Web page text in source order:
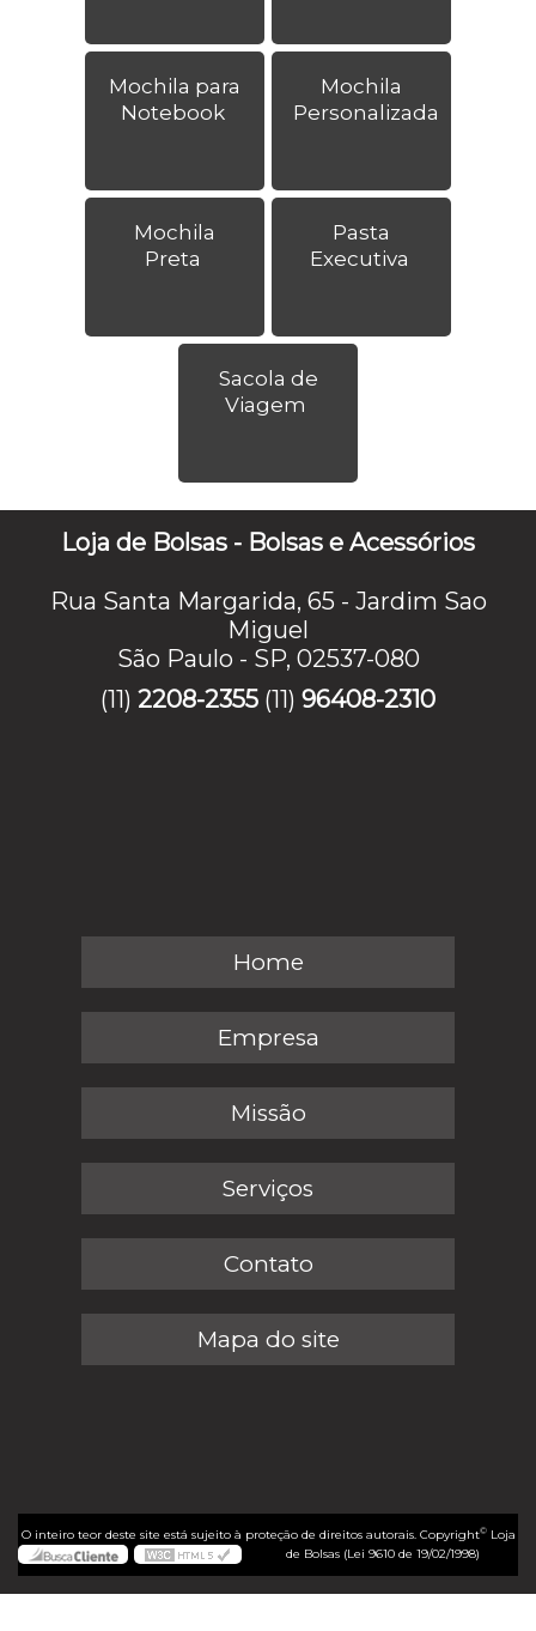
Mochila para
Notebook
Mochila
Personalizada
Mochila
Preta
Pasta
Executiva
Sacola de
Viagem
Loja de Bolsas - Bolsas e Acessórios
Rua Santa Margarida, 65 - Jardim Sao
Miguel
São Paulo - SP, 02537-080
(11) 2208-2355 (11) 96408-2310
Home
Empresa
Missão
Serviços
Contato
Mapa do site
O inteiro teor deste site está sujeito à proteção de direitos autorais. Copyright©Loja
de Bolsas (Lei 9610 de 19/02/1998)